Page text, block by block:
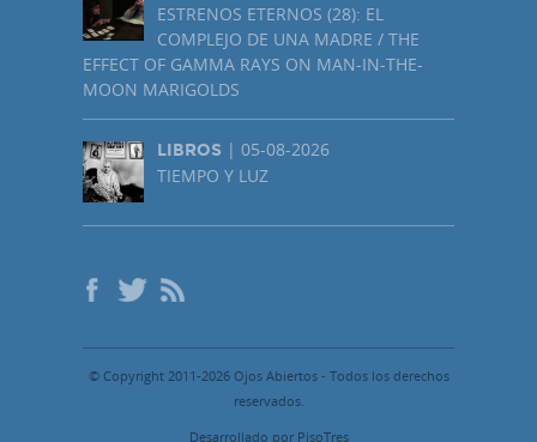
ESTRENOS ETERNOS (28): EL
COMPLEJO DE UNA MADRE / THE
EFFECT OF GAMMA RAYS ON MAN-IN-THE-
MOON MARIGOLDS
LIBROS | 05-08-2026
TIEMPO Y LUZ
© Copyright 2011-2026 Ojos Abiertos - Todos los derechos
reservados.
Desarrollado por PisoTres